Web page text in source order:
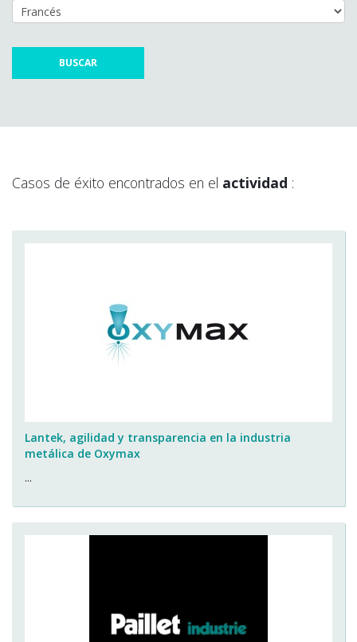
Casos de éxito encontrados en el actividad :
Lantek, agilidad y transparencia en la industria
metálica de Oxymax
...